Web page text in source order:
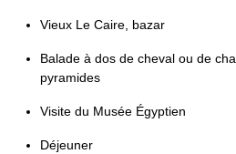
Vieux Le Caire, bazar
Balade à dos de cheval ou de
pyramides
Visite du Musée Égyptien
Déjeuner